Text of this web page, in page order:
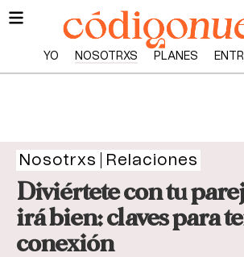
YO NOSOTRXS PLANES
Nosotrxs Relaciones
Diviértete con tu
irá bien: claves para
conexión